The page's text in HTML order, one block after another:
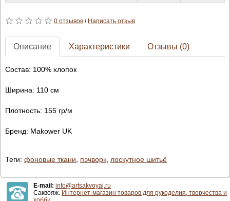
0 отзывов/ Написать отзыв
Описание Характеристики Отзывы (0)
Состав: 100% хлопок
Ширина: 110 см
Плотность: 155 гр/м
Бренд: Makower UK
Теги: фоновые ткани пэчворк, лоскутное шитьё
E-mail: info@artsakvoyaj.ru
Саквояж. Интернет-магазин товаров для рукоделия, творчества и